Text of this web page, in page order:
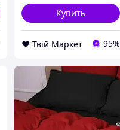
Купить
❤️ Твій Маркет 95%